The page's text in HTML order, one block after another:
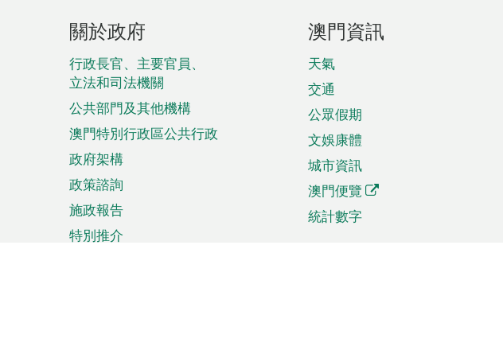
頁
腳
菜
單
關於政府
行政長官、主要官員、
立法和司法機關
公共部門及其他機構
澳門特別行政區公共行政
政府架構
政策諮詢
施政報告
特別推介
澳門資訊
天氣
交通
公眾假期
文娛康體
城市資訊
澳門便覽
統計數字